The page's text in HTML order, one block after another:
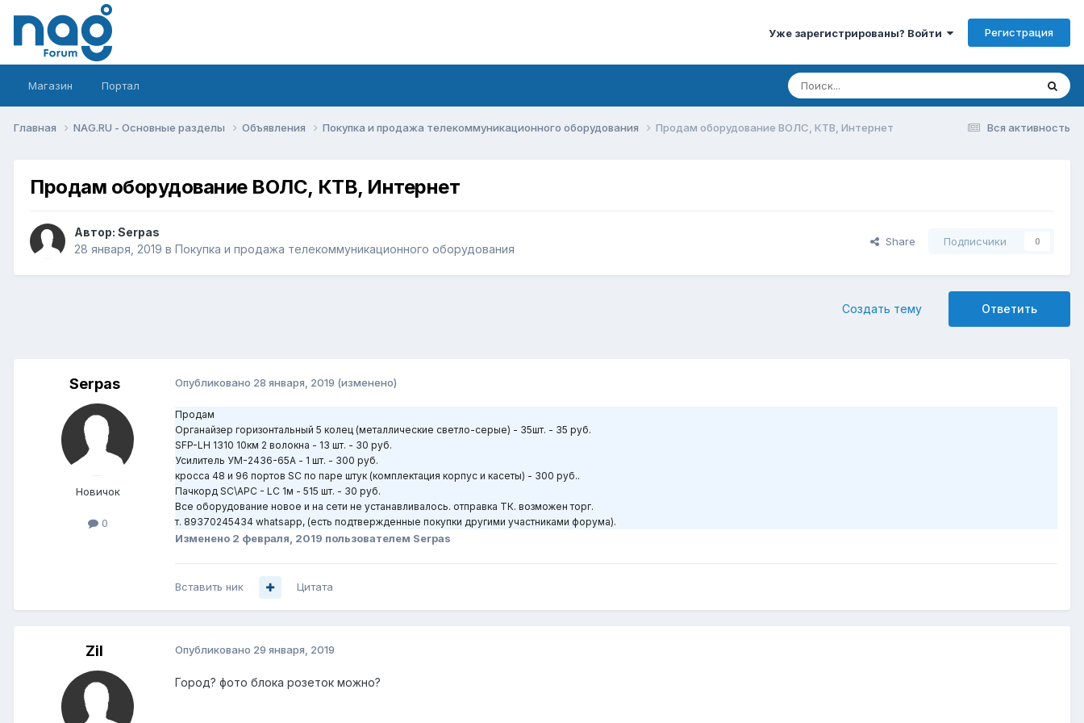
Уже зарегистрированы? Войти Регистрация
Магазин Портал
Вся активность
Главная NAG.RU - Основные разделы Объявления Покупка и продажа телекоммуникационного оборудования Продам оборудование ВОЛС, КТВ, Интернет
Продам оборудование ВОЛС, КТВ, Интернет
Автор: Serpas
28 января, 2019 в Покупка и продажа телекоммуникационного оборудования
Share Подписчики 0
Ответить
Создать тему
Serpas
Новичок
0
Опубликовано 28 января, 2019 (изменено)
Продам
Органайзер горизонтальный 5 колец (металлические светло-серые) - 35шт. - 35 руб.
SFP-LH 1310 10км 2 волокна - 13 шт. - 30 руб.
Усилитель УМ-2436-65А - 1 шт. - 300 руб.
кросса 48 и 96 портов SC по паре штук (комплектация корпус и касеты) - 300 руб..
Пачкорд SC\APC - LC 1м - 515 шт. - 30 руб.
Все оборудование новое и на сети не устанавливалось. отправка ТК. возможен торг.
т. 89370245434 whatsapp, (есть подтвержденные покупки другими участниками форума).
Изменено 2 февраля, 2019 пользователем Serpas
Вставить ник Цитата
Zil Опубликовано 29 января, 2019
Город? фото блока розеток можно?